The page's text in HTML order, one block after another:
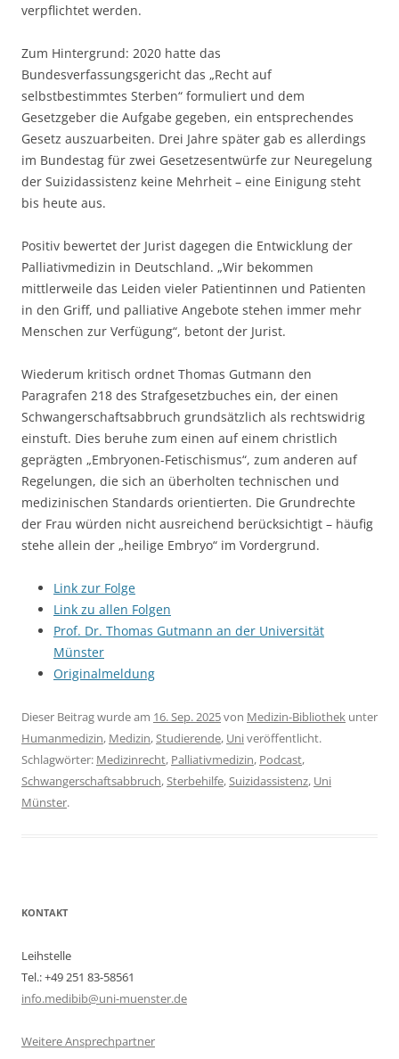
verpflichtet werden.
Zum Hintergrund: 2020 hatte das
Bundesverfassungsgericht das „Recht auf
selbstbestimmtes Sterben“ formuliert und dem
Gesetzgeber die Aufgabe gegeben, ein entsprechendes
Gesetz auszuarbeiten. Drei Jahre später gab es allerdings
im Bundestag für zwei Gesetzesentwürfe zur Neuregelung
der Suizidassistenz keine Mehrheit – eine Einigung steht
bis heute aus.
Positiv bewertet der Jurist dagegen die Entwicklung der
Palliativmedizin in Deutschland. „Wir bekommen
mittlerweile das Leiden vieler Patientinnen und Patienten
in den Griff, und palliative Angebote stehen immer mehr
Menschen zur Verfügung“, betont der Jurist.
Wiederum kritisch ordnet Thomas Gutmann den
Paragrafen 218 des Strafgesetzbuches ein, der einen
Schwangerschaftsabbruch grundsätzlich als rechtswidrig
einstuft. Dies beruhe zum einen auf einem christlich
geprägten „Embryonen-Fetischismus“, zum anderen auf
Regelungen, die sich an überholten technischen und
medizinischen Standards orientierten. Die Grundrechte
der Frau würden nicht ausreichend berücksichtigt – häufig
stehe allein der „heilige Embryo“ im Vordergrund.
Link zur Folge
Link zu allen Folgen
Prof. Dr. Thomas Gutmann an der Universität
Münster
Originalmeldung
Dieser Beitrag wurde am 16. Sep. 2025von Medizin-Bibliothek unter
Humanmedizin, Medizin,Studierende, Univeröffentlicht.
Schlagwörter: Medizinrecht, Palliativmedizin, Podcast,
Schwangerschaftsabbruch,Sterbehilfe,Suizidassistenz, Uni
Münster.
KONTAKT
Leihstelle
Tel.: +49 251 83-58561
info.medibib@uni-muenster.de
Weitere Ansprechpartner